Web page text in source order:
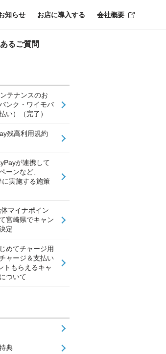
るご質問
知らせ お店に導入する 会社概要
テナンスのお
ンク・ワイモバ
い）（完了）
残高利用規約
が連携して
ーンなど、
実施する施策
マイナポイン
宮崎県でキャン
定
めてチャージ用
ャージ＆支払い
トもらえるキャ
ついて
典